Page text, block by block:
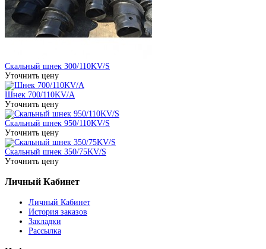
Скальный шнек 300/110KV/S
Уточнить цену
Шнек 700/110KV/A
Уточнить цену
Скальный шнек 950/110KV/S
Уточнить цену
Скальный шнек 350/75KV/S
Уточнить цену
Личный Кабинет
Личный Кабинет
История заказов
Закладки
Рассылка